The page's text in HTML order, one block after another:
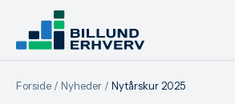
Forside / Nyheder / Nytårskur 2025